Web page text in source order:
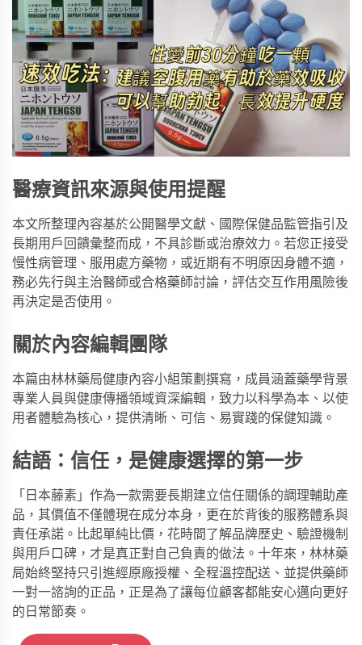
醫療資訊來源與使用提醒
本文所整理內容基於公開醫學文獻、國際保健品監管指引及
長期用戶回饋彙整而成，不具診斷或治療效力。若您正接受
慢性病管理、服用處方藥物，或近期有不明原因身體不適，
務必先行與主治醫師或合格藥師討論，評估交互作用風險後
再決定是否使用。
關於內容編輯團隊
本篇由林林藥局健康內容小組策劃撰寫，成員涵蓋藥學背景
專業人員與健康傳播領域資深編輯，致力以科學為本、以使
用者體驗為核心，提供清晰、可信、易實踐的保健知識。
結語：信任，是健康選擇的第一步
「日本藤素」作為一款需要長期建立信任關係的調理輔助產
品，其價值不僅體現在成分本身，更在於背後的服務體系與
責任承諾。比起單純比價，花時間了解品牌歷史、驗證機制
與用戶口碑，才是真正對自己負責的做法。十年來， 林林藥
局始終堅持只引進經原廠授權、全程溫控配送、並提供藥師
一對一諮詢的正品，正是為了讓每位顧客都能安心邁向更好
的日常節奏。